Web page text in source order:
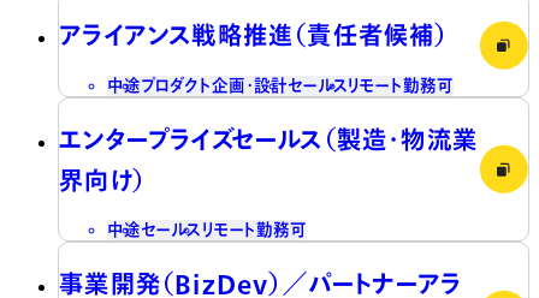
アライアンス戦略推進（責任者候補）
中途プロダクト企画・設計セールス リモート勤務可
エンタープライズセールス（製造・物流業
界向け）
中途セールス リモート勤務可
事業開発（BizDev）／パートナーアラ